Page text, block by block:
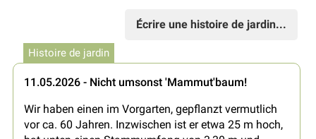
Écrire une histoire de jardin...
Histoire de jardin
11.05.2026 - Nicht umsonst 'Mammut'baum!
Wir haben einen im Vorgarten, gepflanzt vermutlich
vor ca. 60 Jahren. Inzwischen ist er etwa 25 m hoch,